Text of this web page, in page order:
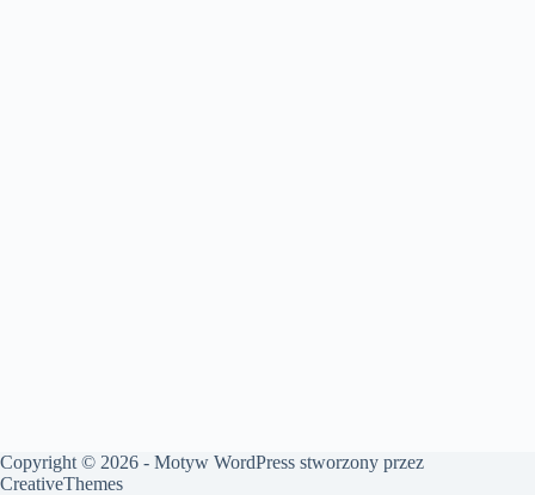
Copyright © 2026 - Motyw WordPress stworzony przez
CreativeThemes